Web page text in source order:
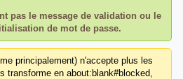
pas le message de validation ou le
de mot de passe.
principalement) n'accepte plus les
transforme en about:blank#blocked,